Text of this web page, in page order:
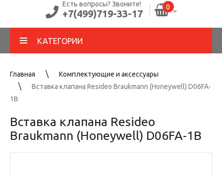
Есть вопросы? Звоните!
+7(499)719-33-17
0
КАТЕГОРИИ
Главная
Комплектующие и аксессуары
Вставка клапана Resideo Braukmann (Honeywell) D06FA-
1B
Вставка клапана Resideo
Braukmann (Honeywell) D06FA-1B